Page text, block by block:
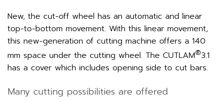
New, the cut-off wheel has an automatic and linear
top-to-bottom movement. With this linear movement,
this new-generation of cutting machine offers a 140
mm space under the cutting wheel. The CUTLAM®3.1
has a cover which includes opening side to cut bars.
Many cutting possibilities are offered